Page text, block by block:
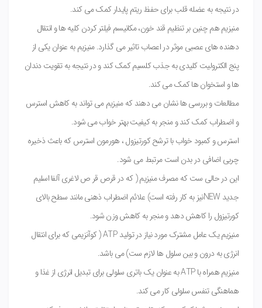
در نتیجه به عضله قلب برای حفظ ریتم پایدار کمک می کند.
منیزیم هم چنین بر تنظیم قند خون، مکانیسم فیلتر کردن کلیه ها و انتقال
دهنده های عصبی موثر در اعصاب تاثیر می گذارد. منیزیم به عنوان یکی از
پنج الکترولیت کلیدی به جذب کلسیم کمک کند و در نتیجه به تقویت دندان
ها و استخوان ها کمک می کند.
مطالعات و بررسی ها نشان می دهند که منیزیم می تواند به کاهش استرس
و اضطراب کمک کند و منجر به کیفیت بهتر خواب می شود.
استرس و کمبود خواب با ترشح کورتیزول ، هورمون استرس که باعث ذخیره
چربی اضافی در بدن است مرتبط می شود.
این در حالی ست که مصرف منیزیم ( که در قرص قر ص لاغری آلفا اسلیم
جدید NEWنیز به کار رفته است) علائم اضطراب ذهنی مانند سطح بالای
کورتیزول را کاهش دهد و منجر به کاهش وزن شود.
منیزیم یک عامل مشترک مورد نیاز در تولید ATP ( کوآنزیمی که برای انتقال
انرژی به درون و بین سلول ها لازم ست) می باشد.
منیزیم همراه با ATP به عنوان یک باتری سلولی برای تبدیل انرژی از غذا و
هماهنگی تنفس سلولی کار می کند.